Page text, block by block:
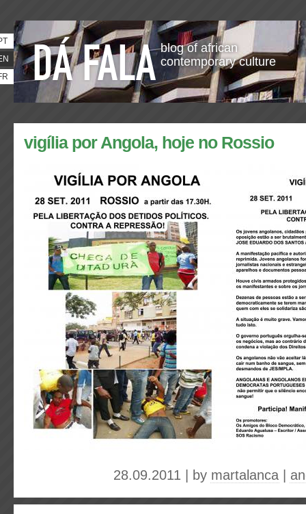
blog of african
contemporary culture
vigília por Angola, hoje no Rossio
28.09.2011 | by martalanca